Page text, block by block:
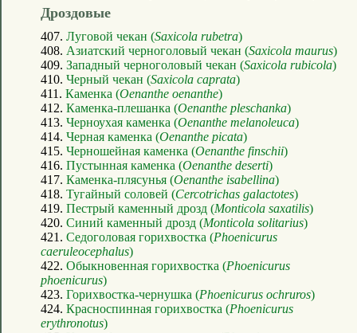
Дроздовые
407. Луговой чекан (Saxicola rubetra)
408. Азиатский черноголовый чекан (Saxicola maurus)
409. Западный черноголовый чекан (Saxicola rubicola)
410. Черный чекан (Saxicola caprata)
411. Каменка (Oenanthe oenanthe)
412. Каменка-плешанка (Oenanthe pleschanka)
413. Черноухая каменка (Oenanthe melanoleuca)
414. Черная каменка (Oenanthe picata)
415. Черношейная каменка (Oenanthe finschii)
416. Пустынная каменка (Oenanthe deserti)
417. Каменка-плясунья (Oenanthe isabellina)
418. Тугайный соловей (Cercotrichas galactotes)
419. Пестрый каменный дрозд (Monticola saxatilis)
420. Синий каменный дрозд (Monticola solitarius)
421. Седоголовая горихвостка (Phoenicurus
caeruleocephalus)
422. Обыкновенная горихвостка (Phoenicurus
phoenicurus)
423. Горихвостка-чернушка (Phoenicurus ochruros)
424. Красноспинная горихвостка (Phoenicurus
erythronotus)